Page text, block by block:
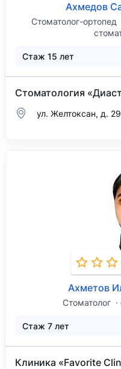
Ахмедов
Стоматолог-ортопед
Стаж 15 лет
Стоматология
ул. Желтоксан, д. 29
Ахметов
Стоматолог
Стаж 7 лет
Клиника «Favorite